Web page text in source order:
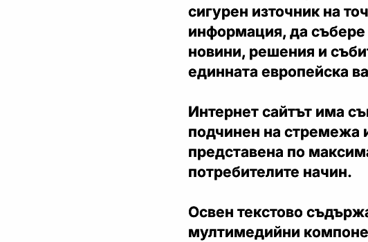
сигурен източник на
информация, да
новини, решения и
единната европейска
Интернет сайтът има
подчинен на стремежа
представена по
потребителите начин.
Освен текстово
мултимедийни